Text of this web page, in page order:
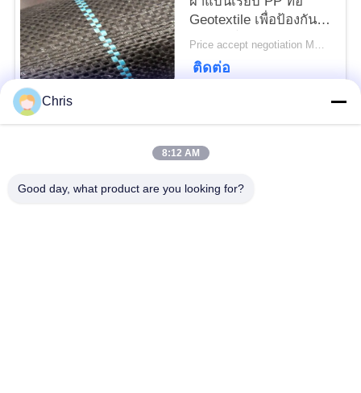
Geotextile เพื่อป้องกัน
การเติบโตของหญ้า
Price accept negotiation MOQ:1,000 ตร.ม.
ติดต่อ
หมวดหมู่ยอดนิยม
วัสดุไม่เนื้อ รอลเลอร์อุตสาหกรรม
Chris
8:12 AM
Good day, what product are you looking for?